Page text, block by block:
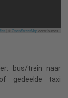
OpenStreetMapcontributors
bus/trein naar
gedeelde taxi